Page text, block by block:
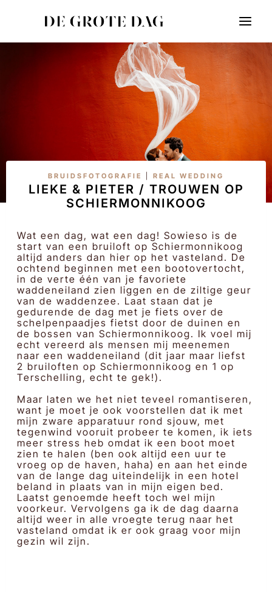
BRUIDSFOTOGRAFIE REAL WEDDING
LIEKE & PIETER / TROUWEN OP
SCHIERMONNIKOOG
Wat een dag, wat een dag! Sowieso is de
start van een bruiloft op Schiermonnikoog
altijd anders dan hier op het vasteland. De
ochtend beginnen met een bootovertocht,
in de verte één van je favoriete
waddeneiland zien liggen en de ziltige geur
van de waddenzee. Laat staan dat je
gedurende de dag met je fiets over de
schelpenpaadjes fietst door de duinen en
de bossen van Schiermonnikoog. Ik voel mij
echt vereerd als mensen mij meenemen
naar een waddeneiland (dit jaar maar liefst
2 bruiloften op Schiermonnikoog en 1 op
Terschelling, echt te gek!).
Maar laten we het niet teveel romantiseren,
want je moet je ook voorstellen dat ik met
mijn zware apparatuur rond sjouw, met
tegenwind vooruit probeer te komen, ik iets
meer stress heb omdat ik een boot moet
zien te halen (ben ook altijd een uur te
vroeg op de haven, haha) en aan het einde
van de lange dag uiteindelijk in een hotel
beland in plaats van in mijn eigen bed.
Laatst genoemde heeft toch wel mijn
voorkeur. Vervolgens ga ik de dag daarna
altijd weer in alle vroegte terug naar het
vasteland omdat ik er ook graag voor mijn
gezin wil zijn.